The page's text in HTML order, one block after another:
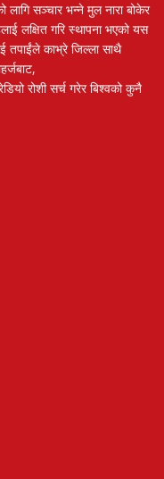
लागि सञ्चार भन्ने मुल नारा बोकेर
लक्षित गरि स्थापना भएको यस
तपाईंले काभ्रे जिल्ला साथै
रोशी सर्च गरेर बिश्वको कुनै